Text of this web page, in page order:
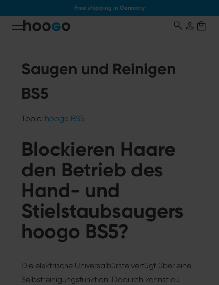
Free shipping in Germany
Saugen und Reinigen
BS5
Topic: hoogo BS5
Blockieren Haare
den Betrieb des
Hand- und
Stielstaubsaugers
hoogo BS5?
Die elektrische Universalbürste verfügt über eine
Selbstreinigungsfunktion. Dadurch kannst du